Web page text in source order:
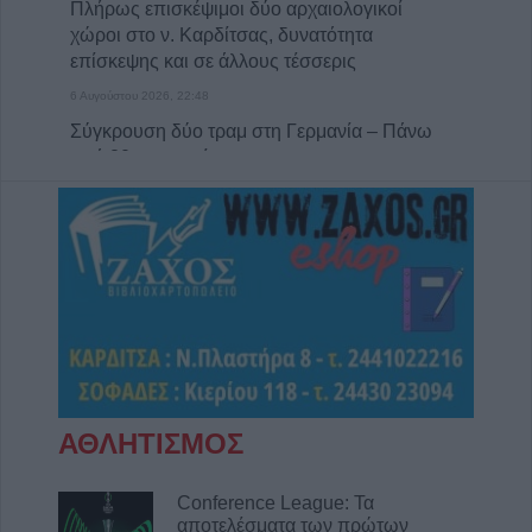
Πλήρως επισκέψιμοι δύο αρχαιολογικοί
χώροι στο ν. Καρδίτσας, δυνατότητα
επίσκεψης και σε άλλους τέσσερις
6 Αυγούστου 2026, 22:48
Σύγκρουση δύο τραμ στη Γερμανία – Πάνω
από 20 τραυματίες
6 Αυγούστου 2026, 21:11
Συρία: Δύο νεκροί και 13 τραυματίες από
έκρηξη βόμβας σε λεωφορείο
6 Αυγούστου 2026, 20:28
για τον Ιό του Δυτικού Νείλου στην Δ.Κ.
Χαλκίδα: Γυναίκα έπεσε από την Υψηλή
6 Αυγούστου 2026, 19:32
ΑΘΛΗΤΙΣΜΟΣ
Conference League: Τα
αποτελέσματα των πρώτων